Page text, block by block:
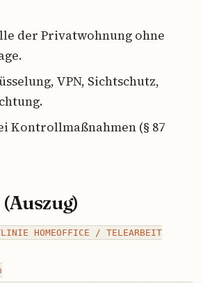
der Privatwohnung ohne
VPN, Sichtschutz,
Kontrollmaßnahmen (§ 87
HOMEOFFICE / TELEARBEIT